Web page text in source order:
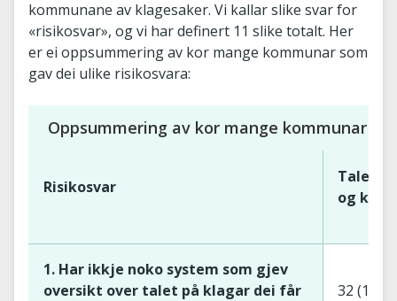
kommunane av klagesaker. Vi kallar slike svar for
«risikosvar», og vi har definert 11 slike totalt. Her
er ei oppsummering av kor mange kommunar som
gav dei ulike risikosvara:
Oppsummering av kor mange kommunar
Risikosvar
Talet
og
1. Har ikkje noko system som gjev
oversikt over talet på klagar dei får
32 (16